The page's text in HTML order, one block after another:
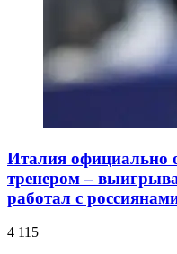
Италия официально
тренером –
работал с
4 115